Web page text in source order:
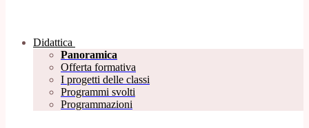
Didattica
Panoramica
Offerta formativa
I progetti delle classi
Programmi svolti
Programmazioni